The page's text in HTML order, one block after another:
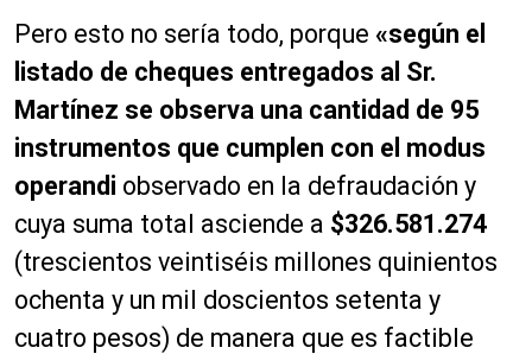
Pero esto no sería todo, porque «según el
listado de cheques entregados al Sr.
Martínez se observa una cantidad de 95
instrumentos que cumplen con el modus
operandi observado en la defraudación y
cuya suma total asciende a $326.581.274
(trescientos veintiséis millones quinientos
ochenta y un mil doscientos setenta y
cuatro pesos) de manera que es factible